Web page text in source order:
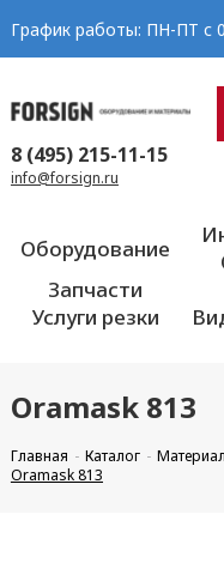
График работы: ПН-ПТ с
8 (495) 215-11-15
info@forsign.ru
Оборудование
Запчасти
Услуги резки
Oramask 813
Главная Каталог
Oramask 813